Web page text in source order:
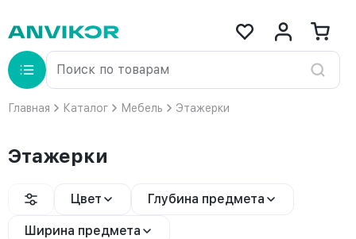
Главная Каталог Мебель Этажерки
Этажерки
Цвет Глубина предмета
Ширина предмета